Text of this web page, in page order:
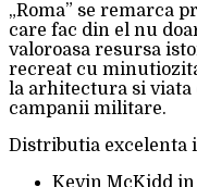
„Roma” se remarca
care fac din el nu
valoroasa resursa
recreat cu
la arhitectura si viata
campanii militare.
Distributia excelenta